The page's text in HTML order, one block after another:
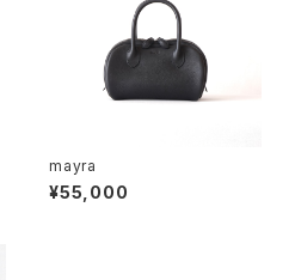
mayra
¥55,000